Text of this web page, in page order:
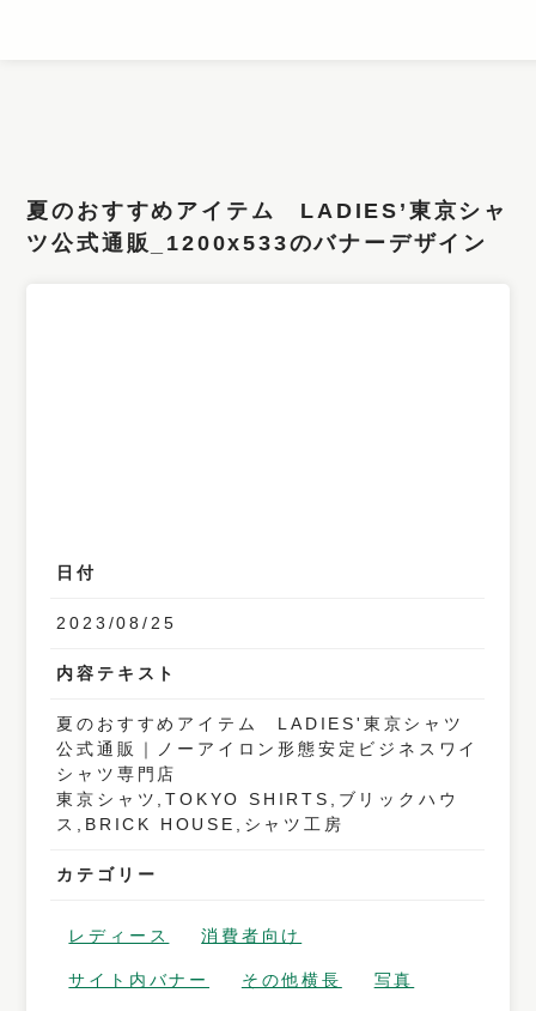
フィルター
夏のおすすめアイテム LADIES’東京シャ
ツ公式通販_1200x533のバナーデザイン
日付
2023/08/25
内容テキスト
夏のおすすめアイテム LADIES'東京シャツ
公式通販｜ノーアイロン形態安定ビジネスワイ
シャツ専門店
東京シャツ,TOKYO SHIRTS,ブリックハウ
ス,BRICK HOUSE,シャツ工房
カテゴリー
レディース 消費者向け
サイト内バナー その他横長 写真